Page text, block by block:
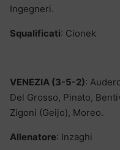
Ingegneri.
Squalificati: Cionek
VENEZIA (3-5-2):
Del Grosso, Pinato,
Zigoni (Geijo), Moreo.
Allenatore: Inzaghi